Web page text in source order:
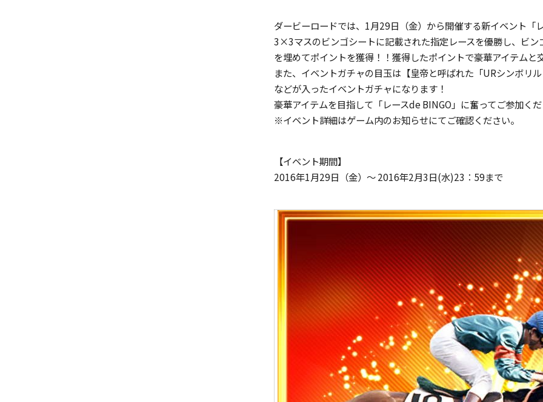
ダービーロードでは、1月29日（金）から開催する新イベント「
3×3マスのビンゴシートに記載された指定レースを優勝し、ビ
を埋めてポイントを獲得！！獲得したポイントで豪華アイテムと
また、イベントガチャの目玉は【皇帝と呼ばれた「URシンボリ
などが入ったイベントガチャになります！
豪華アイテムを目指して「レースde BINGO」に奮ってご参加く
※イベント詳細はゲーム内のお知らせにてご確認ください。
【イベント期間】
2016年1月29日（金）～ 2016年2月3日(水)23：59まで